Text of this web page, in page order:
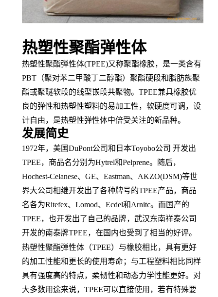
热塑性聚酯弹性体
热塑性聚酯弹性体(TPEE)又称聚酯橡胶，是一类含有
PBT（聚对苯二甲酸丁二醇酯）聚酯硬段和脂肪族聚
酯或聚醚软段的线型嵌段共聚物。 TPEE兼具橡胶优
良的弹性和热塑性塑料的易加工性，软硬度可调， 设
计自由，是热塑性弹性体中倍受关注的新品种。
发展简史
1972年，美国DuPont公司和日本Toyobo公司 开发出
TPEE， 商品名分别为Hytrel和Pelprene。随后，
Hochest-Celanese、 GE、 Eastman、AKZO(DSM)等世
界大公司相继开发出了各种牌号的TPEE产品，商品
名各为Ritefex、Lomod、Ecdel和Arnitc。而国产的
TPEE，也开发出了自己的品牌，武汉东南祥泰公司
开发的南泰牌TPEE，在国内也受到了相当的好评。
热塑性聚酯弹性体（TPEE）与橡胶相比，具有更好
的加工性能和更长的使用寿命；与工程塑料相比同样
具有强度高的特点， 柔韧性和动态力学性能更好。对
大多数用途来说， TPEE可以直接使用，若有特殊要